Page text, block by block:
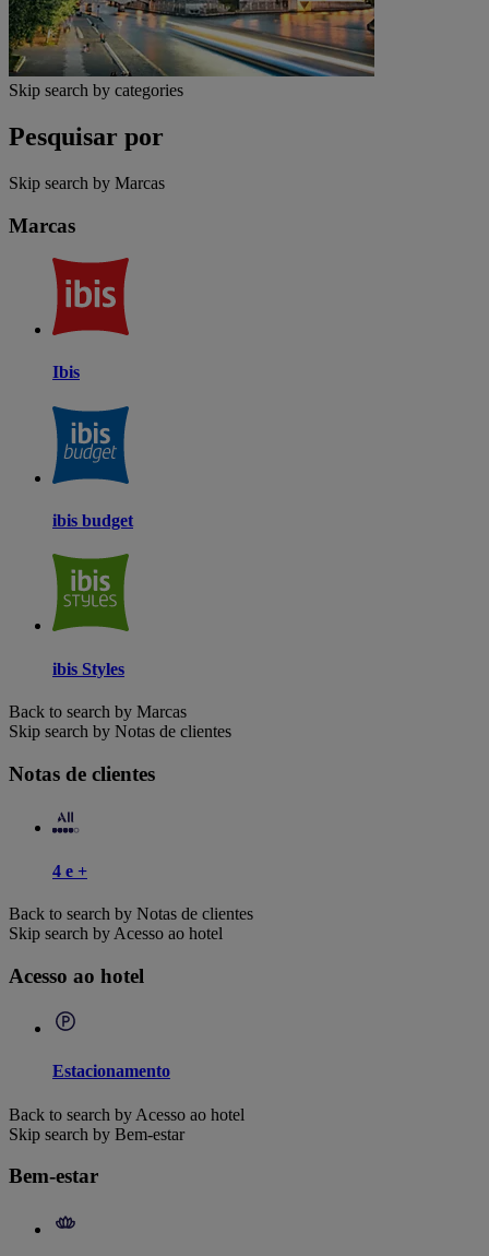
Skip search by categories
Pesquisar por
Skip search by Marcas
Marcas
Ibis
ibis budget
ibis Styles
Back to search by Marcas
Skip search by Notas de clientes
Notas de clientes
4 e +
Back to search by Notas de clientes
Skip search by Acesso ao hotel
Acesso ao hotel
Estacionamento
Back to search by Acesso ao hotel
Skip search by Bem-estar
Bem-estar